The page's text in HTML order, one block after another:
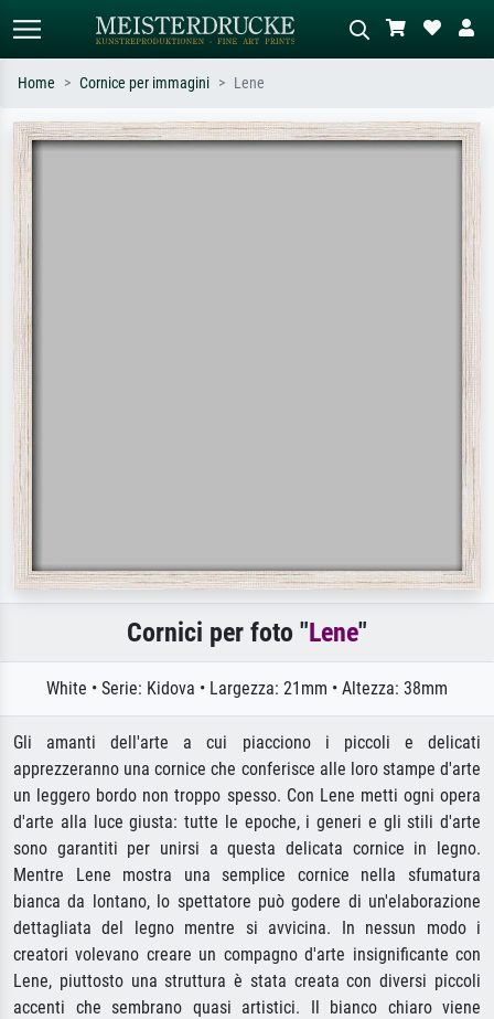
Ricerca standard Ricerca immagini AI
Home Cornice per immagini Lene
Cornici per foto "Lene"
White • Serie: Kidova • Largezza: 21mm • Altezza: 38mm
Gli amanti dell'arte a cui piacciono i piccoli e delicati
apprezzeranno una cornice che conferisce alle loro stampe d'arte
un leggero bordo non troppo spesso. Con Lene metti ogni opera
d'arte alla luce giusta: tutte le epoche, i generi e gli stili d'arte
sono garantiti per unirsi a questa delicata cornice in legno.
Mentre Lene mostra una semplice cornice nella sfumatura
bianca da lontano, lo spettatore può godere di un'elaborazione
dettagliata del legno mentre si avvicina. In nessun modo i
creatori volevano creare un compagno d'arte insignificante con
Lene, piuttosto una struttura è stata creata con diversi piccoli
accenti che sembrano quasi artistici. Il bianco chiaro viene